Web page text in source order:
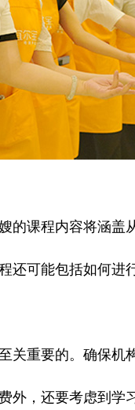
课程内容将涵盖从
可能包括如何进
重要的。确保机
，还要考虑到学